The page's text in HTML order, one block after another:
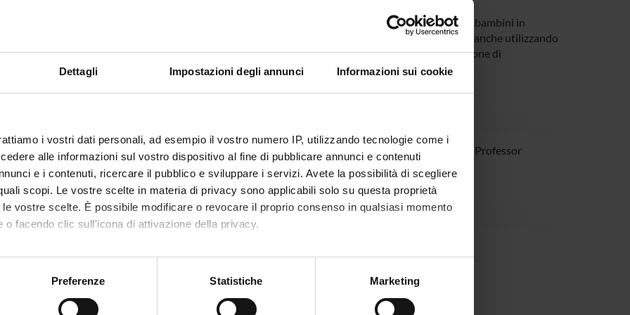
Dettagli Impostazioni degli annunci Informazioni sui cookie
i vostri dati personali, ad esempio il vostro numero IP, utilizzando tecnologie come i
alle informazioni sul vostro dispositivo al fine di pubblicare annunci e contenuti
e i contenuti, ricercare il pubblico e sviluppare i servizi. Avete la possibilità di scegliere
scopi. Le vostre scelte in materia di privacy sono applicabili solo su questa proprietà
vostre scelte. È possibile modificare o revocare il proprio consenso in qualsiasi momento
o facendo clic sull'icona di attivazione della privacy.
anche:
sulla tua posizione geografica, con un'approssimazione di qualche metro,
Preferenze Statistiche Marketing
P.I.P.P.I. accompagna l'innovazione metodologica nel lavoro multiprofessionale con famiglie e bambini in
di vulnerabilità con articolato disegno di ricerca che si propone di raccogliere evidenze sugli esiti, anche utilizzando
controfattuale, ma anche sui contesti e i processi (di partecipazione delle famiglie, di integrazione di
di consolidamento delle professionalità) e il loro impatto sui risultati.
Alga Temporary Professor Chiara Sita' Associate Professor
ESTERNI
Padova Dipartimento